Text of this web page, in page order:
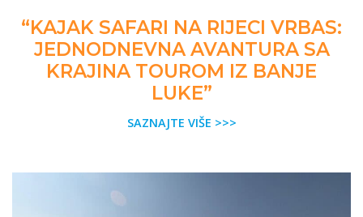
“KAJAK SAFARI NA RIJECI VRBAS:
JEDNODNEVNA AVANTURA SA
KRAJINA TOUROM IZ BANJE
LUKE”
SAZNAJTE VIŠE >>>